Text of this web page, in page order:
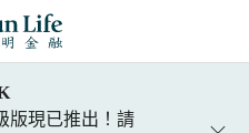
版現已推出！請